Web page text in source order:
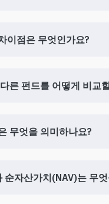
이점은 무엇인가요?
른 펀드를 어떻게 비교
무엇을 의미하나요?
순자산가치(NAV)는 무